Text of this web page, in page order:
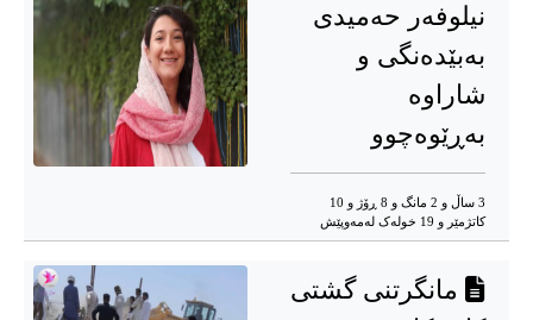
نیلوفەر حەمیدی
بەبێدەنگی و
شاراوە
بەڕێوەچوو
3 ساڵ و 2 مانگ و 8 ڕۆژ و 10
کاتژمێر و 19 خوله‌ک له‌مه‌وپێش‌
مانگرتنی گشتی